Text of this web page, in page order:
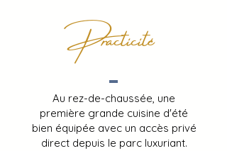
Practicité
Au rez-de-chaussée, une
première grande cuisine d'été
bien équipée avec un accès privé
direct depuis le parc luxuriant.